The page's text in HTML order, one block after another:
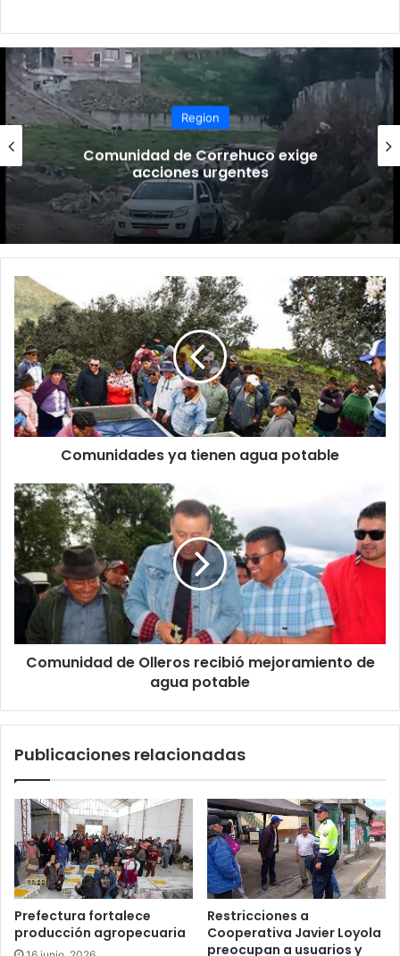
Region
Comunidad de Correhuco exige
acciones urgentes
Comunidades ya tienen agua potable
Comunidad de Olleros recibió mejoramiento de
agua potable
Publicaciones relacionadas
Prefectura fortalece
producción agropecuaria
Restricciones a
Cooperativa Javier Loyola
preocupan a usuarios y